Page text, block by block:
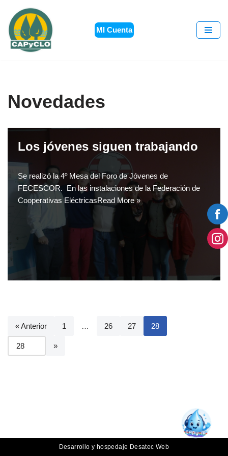
Saltar
al
contenido
MI Cuenta
Novedades
Los jóvenes siguen trabajando
Se realizó la 4º Mesa del Foro de Jóvenes de
FECESCOR. En las instalaciones de la Federación de
Cooperativas EléctricasRead More »
« Anterior 1 … 26 27 28
Desarrollo y hospedaje Desatec Web